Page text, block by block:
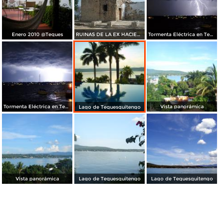
Enero 2010 @Teques RUINAS DE LA EX HACIENDA LAS BOVEDAS Tormenta Eléctrica en Tequesquitengo
Tormenta Eléctrica en Tequesquitengo Lago de Tequesquitengo Vista panorámica
Vista panorámica Lago de Tequesquitengo Lago de Tequesquitengo